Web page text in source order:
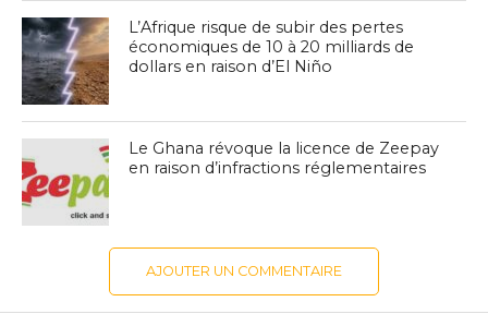
L’Afrique risque de subir des pertes
économiques de 10 à 20 milliards de
dollars en raison d’El Niño
Le Ghana révoque la licence de Zeepay
en raison d’infractions réglementaires
AJOUTER UN COMMENTAIRE